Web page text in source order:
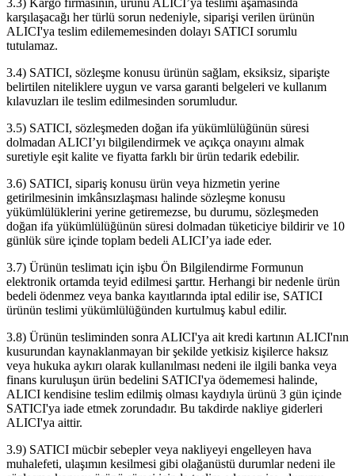
3.3) Kargo firmasının, ürünü ALICI’ya teslimi aşamasında
karşılaşacağı her türlü sorun nedeniyle, siparişi verilen ürünün
ALICI'ya teslim edilememesinden dolayı SATICI sorumlu
tutulamaz.
3.4) SATICI, sözleşme konusu ürünün sağlam, eksiksiz, siparişte
belirtilen niteliklere uygun ve varsa garanti belgeleri ve kullanım
kılavuzları ile teslim edilmesinden sorumludur.
3.5) SATICI, sözleşmeden doğan ifa yükümlülüğünün süresi
dolmadan ALICI’yı bilgilendirmek ve açıkça onayını almak
suretiyle eşit kalite ve fiyatta farklı bir ürün tedarik edebilir.
3.6) SATICI, sipariş konusu ürün veya hizmetin yerine
getirilmesinin imkânsızlaşması halinde sözleşme konusu
yükümlülüklerini yerine getiremezse, bu durumu, sözleşmeden
doğan ifa yükümlülüğünün süresi dolmadan tüketiciye bildirir ve 10
günlük süre içinde toplam bedeli ALICI’ya iade eder.
3.7) Ürünün teslimatı için işbu Ön Bilgilendirme Formunun
elektronik ortamda teyid edilmesi şarttır. Herhangi bir nedenle ürün
bedeli ödenmez veya banka kayıtlarında iptal edilir ise, SATICI
ürünün teslimi yükümlülüğünden kurtulmuş kabul edilir.
3.8) Ürünün tesliminden sonra ALICI'ya ait kredi kartının ALICI'nın
kusurundan kaynaklanmayan bir şekilde yetkisiz kişilerce haksız
veya hukuka aykırı olarak kullanılması nedeni ile ilgili banka veya
finans kuruluşun ürün bedelini SATICI'ya ödememesi halinde,
ALICI kendisine teslim edilmiş olması kaydıyla ürünü 3 gün içinde
SATICI'ya iade etmek zorundadır. Bu takdirde nakliye giderleri
ALICI'ya aittir.
3.9) SATICI mücbir sebepler veya nakliyeyi engelleyen hava
muhalefeti, ulaşımın kesilmesi gibi olağanüstü durumlar nedeni ile